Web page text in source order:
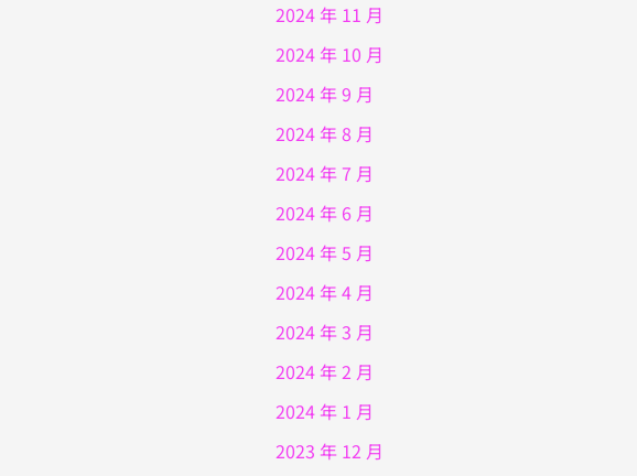
2024 年 11 月
2024 年 10 月
2024 年 9 月
2024 年 8 月
2024 年 7 月
2024 年 6 月
2024 年 5 月
2024 年 4 月
2024 年 3 月
2024 年 2 月
2024 年 1 月
2023 年 12 月